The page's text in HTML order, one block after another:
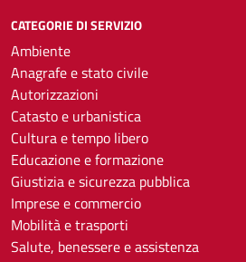
CATEGORIE DI SERVIZIO
Ambiente
Anagrafe e stato civile
Autorizzazioni
Catasto e urbanistica
Cultura e tempo libero
Educazione e formazione
Giustizia e sicurezza pubblica
Imprese e commercio
Mobilità e trasporti
Salute, benessere e assistenza